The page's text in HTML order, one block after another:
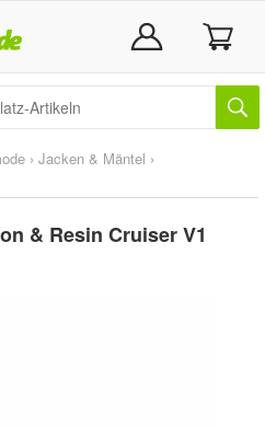
› Jacken & Mäntel ›
& Resin Cruiser V1